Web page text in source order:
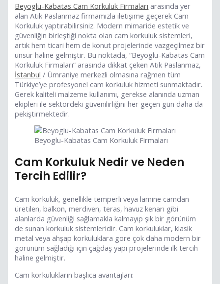
Beyoglu-Kabatas Cam Korkuluk Firmaları arasında yer
alan Atik Paslanmaz firmamızla iletişime geçerek Cam
Korkuluk yaptırabilirsiniz. Modern mimaride estetik ve
güvenliğin birleştiği nokta olan cam korkuluk sistemleri,
artık hem ticari hem de konut projelerinde vazgeçilmez bir
unsur haline gelmiştir. Bu noktada, “Beyoglu-Kabatas Cam
Korkuluk Firmaları” arasında dikkat çeken Atik Paslanmaz,
İstanbul / Ümraniye merkezli olmasına rağmen tüm
Türkiye’ye profesyonel cam korkuluk hizmeti sunmaktadır.
Gerek kaliteli malzeme kullanımı, gerekse alanında uzman
ekipleri ile sektördeki güvenilirliğini her geçen gün daha da
pekiştirmektedir.
Beyoglu-Kabatas Cam Korkuluk Firmaları
Cam Korkuluk Nedir ve Neden
Tercih Edilir?
Cam korkuluk, genellikle temperli veya lamine camdan
üretilen, balkon, merdiven, teras, havuz kenarı gibi
alanlarda güvenliği sağlamakla kalmayıp şık bir görünüm
de sunan korkuluk sistemleridir. Cam korkuluklar, klasik
metal veya ahşap korkuluklara göre çok daha modern bir
görünüm sağladığı için çağdaş yapı projelerinde ilk tercih
haline gelmiştir.
Cam korkulukların başlıca avantajları: